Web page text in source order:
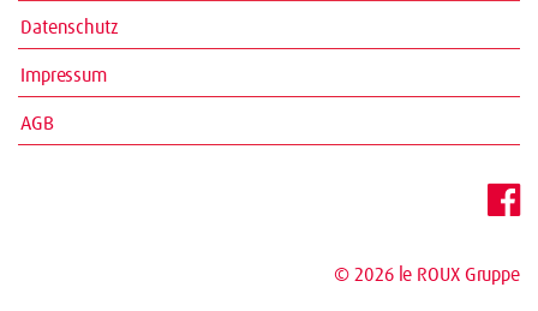
Datenschutz
Impressum
AGB
© 2026 le ROUX Gruppe